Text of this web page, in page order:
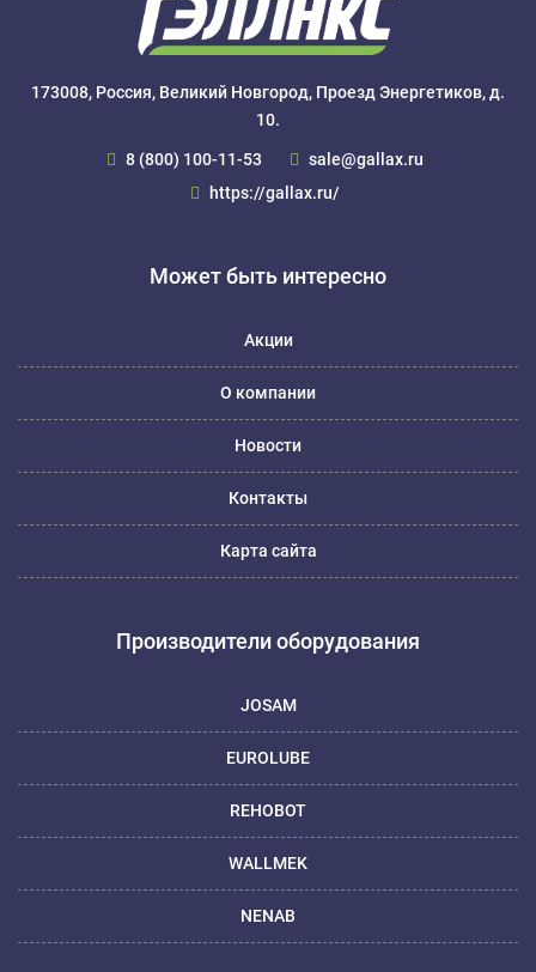
173008, Россия, Великий Новгород, Проезд Энергетиков, д.
10.
8 (800) 100-11-53
sale@gallax.ru
https://gallax.ru/
Может быть интересно
Акции
О компании
Новости
Контакты
Карта сайта
Производители оборудования
JOSAM
EUROLUBE
REHOBOT
WALLMEK
NENAB